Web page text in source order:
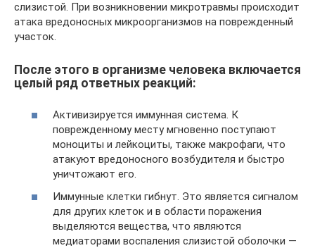
слизистой. При возникновении микротравмы происходит
атака вредоносных микроорганизмов на поврежденный
участок.
После этого в организме человека включается
целый ряд ответных реакций:
Активизируется иммунная система. К
поврежденному месту мгновенно поступают
моноциты и лейкоциты, также макрофаги, что
атакуют вредоносного возбудителя и быстро
уничтожают его.
Иммунные клетки гибнут. Это является сигналом
для других клеток и в области поражения
выделяются вещества, что являются
медиаторами воспаления слизистой оболочки —